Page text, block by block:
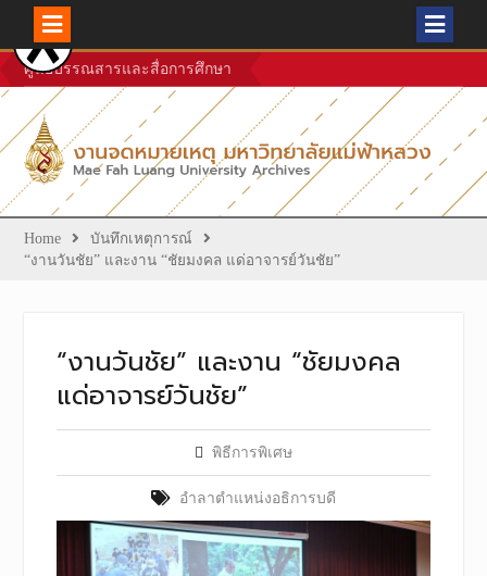
Skip
to
content
ศูนย์บรรณสารและสื่อการศึกษา
Home
บันทึกเหตุการณ์
“งานวันชัย” และงาน “ชัยมงคล แด่อาจารย์วันชัย”
“งานวันชัย” และงาน “ชัยมงคล
แด่อาจารย์วันชัย”
พิธีการพิเศษ
อำลาตำแหน่งอธิการบดี